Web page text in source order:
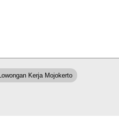
Kerja Mojokerto